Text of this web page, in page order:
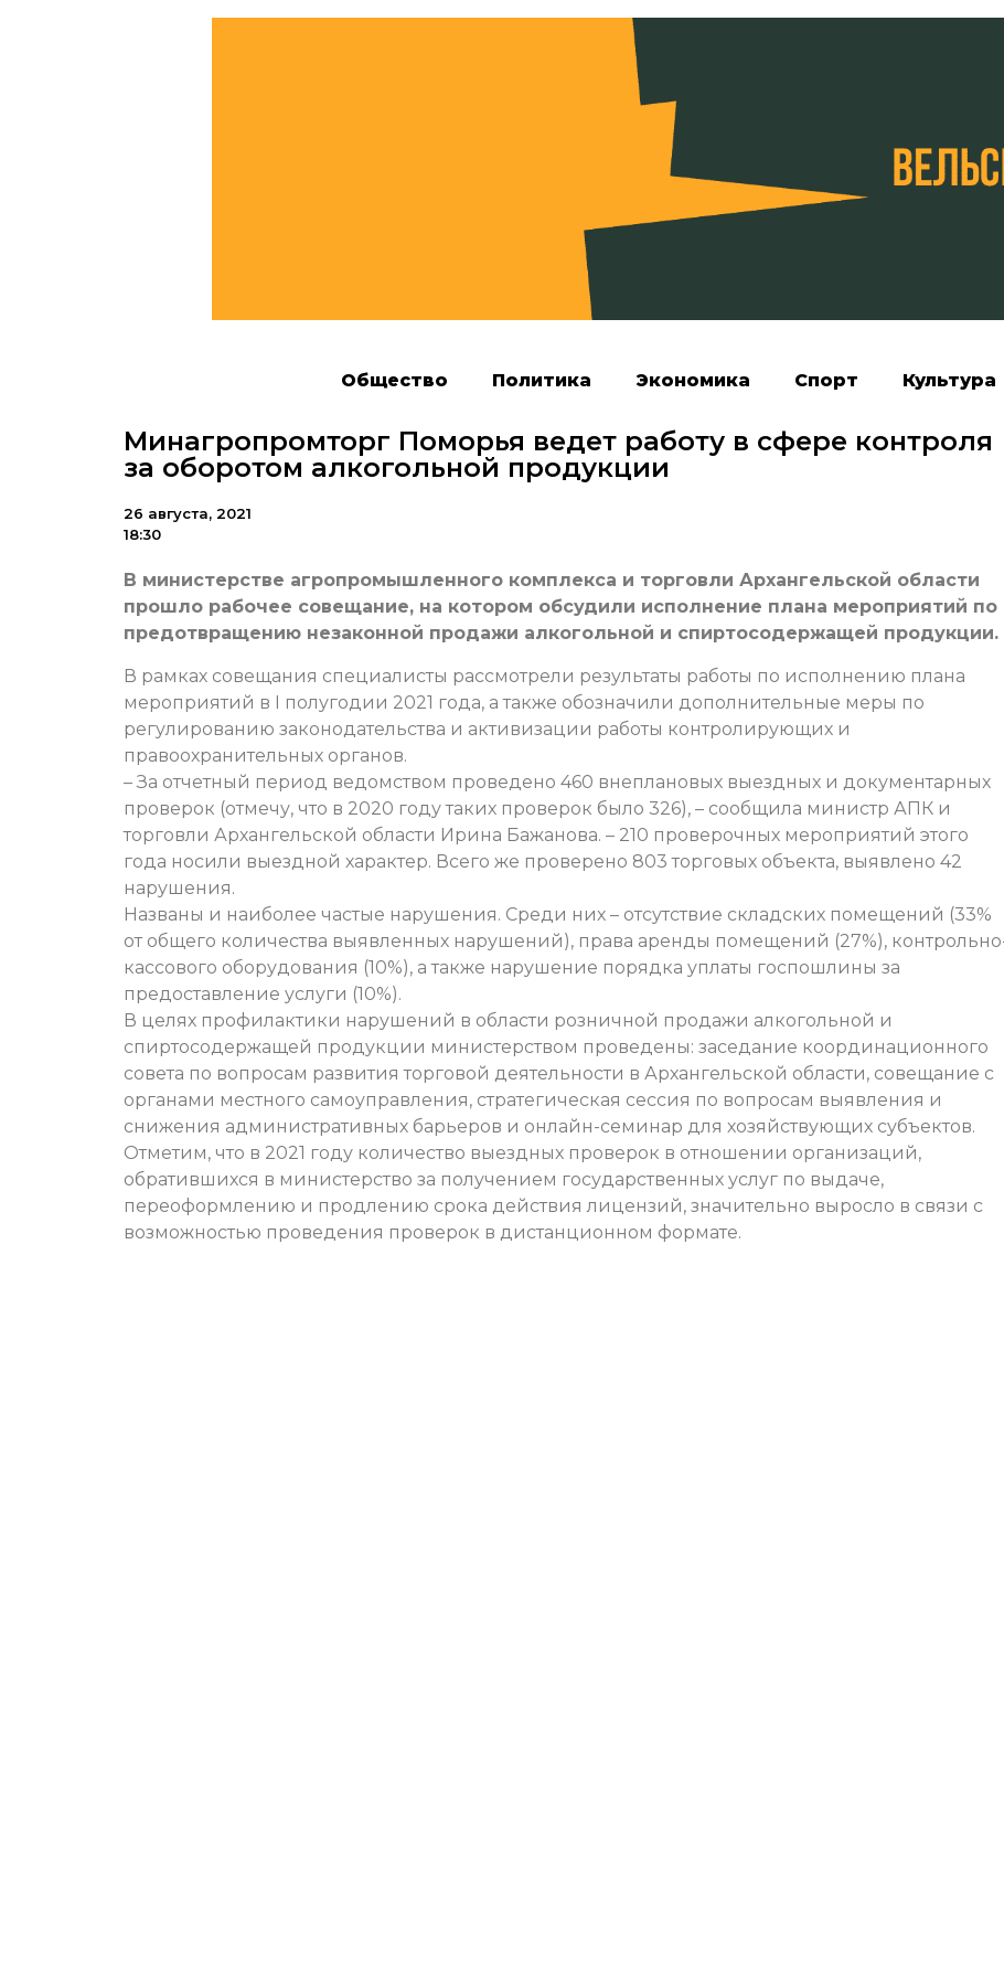
Общество Политика Экономика Спорт Культура
Минагропромторг Поморья ведет работу в сфере контроля
за оборотом алкогольной продукции
26 августа, 2021
18:30
В министерстве агропромышленного комплекса и торговли Архангельской области
прошло рабочее совещание, на котором обсудили исполнение плана мероприятий по
предотвращению незаконной продажи алкогольной и спиртосодержащей продукции.
В рамках совещания специалисты рассмотрели результаты работы по исполнению плана
мероприятий в I полугодии 2021 года, а также обозначили дополнительные меры по
регулированию законодательства и активизации работы контролирующих и
правоохранительных органов.
– За отчетный период ведомством проведено 460 внеплановых выездных и документарных
проверок (отмечу, что в 2020 году таких проверок было 326), – сообщила министр АПК и
торговли Архангельской области Ирина Бажанова. – 210 проверочных мероприятий этого
года носили выездной характер. Всего же проверено 803 торговых объекта, выявлено 42
нарушения.
Названы и наиболее частые нарушения. Среди них – отсутствие складских помещений (33%
от общего количества выявленных нарушений), права аренды помещений (27%),
кассового оборудования (10%), а также нарушение порядка уплаты госпошлины за
предоставление услуги (10%).
В целях профилактики нарушений в области розничной продажи алкогольной и
спиртосодержащей продукции министерством проведены: заседание координационного
совета по вопросам развития торговой деятельности в Архангельской области, совещание с
органами местного самоуправления, стратегическая сессия по вопросам выявления и
снижения административных барьеров и онлайн-семинар для хозяйствующих субъектов.
Отметим, что в 2021 году количество выездных проверок в отношении организаций,
обратившихся в министерство за получением государственных услуг по выдаче,
переоформлению и продлению срока действия лицензий, значительно выросло в связи с
возможностью проведения проверок в дистанционном формате.